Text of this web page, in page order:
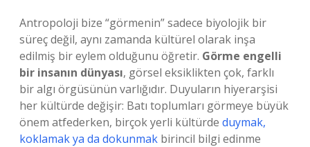
Antropoloji bize “görmenin” sadece biyolojik bir
süreç değil, aynı zamanda kültürel olarak inşa
edilmiş bir eylem olduğunu öğretir. Görme engelli
bir insanın dünyası, görsel eksiklikten çok, farklı
bir algı örgüsünün varlığıdır. Duyuların hiyerarşisi
her kültürde değişir: Batı toplumları görmeye büyük
önem atfederken, birçok yerli kültürde duymak,
koklamak ya da dokunmak birincil bilgi edinme